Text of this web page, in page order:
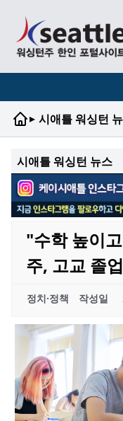
▸ 시애틀 워싱턴
시애틀 워싱턴 뉴스
"수학 높이
주, 고교 졸
정치·정책 작성일